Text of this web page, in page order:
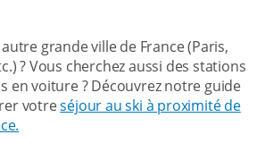
grande ville de France (Paris,
? Vous cherchez aussi des stations
en voiture ? Découvrez notre guide
votreséjour au ski à proximité de